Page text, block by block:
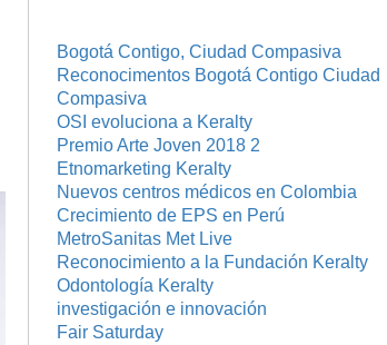
Bogotá Contigo, Ciudad Compasiva
Reconocimentos Bogotá Contigo Ciudad
Compasiva
OSI evoluciona a Keralty
Premio Arte Joven 2018 2
Etnomarketing Keralty
Nuevos centros médicos en Colombia
Crecimiento de EPS en Perú
MetroSanitas Met Live
Reconocimiento a la Fundación Keralty
Odontología Keralty
investigación e innovación
Fair Saturday